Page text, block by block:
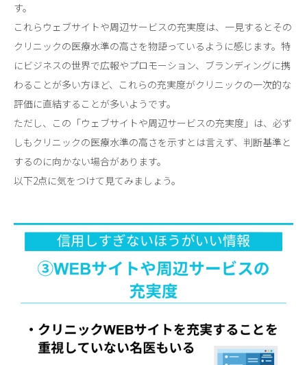
す。
これらウェブサイトや周辺サービスの充実度は、一見するとその
クリニックの医療水準の高さを物語っているように感じます。特
にビジネスの世界で広報やプロモーション、ブランディングに携
わることが多い方ほど、これらの充実度がクリニックの一次的な
評価に直結することが多いようです。
ただし、この「ウェブサイトや周辺サービスの充実度」は、必ず
しもクリニックの医療水準の高さを示すとは言えず、判断基準と
するのに向かない場合があります。
以下2点に気をつけて見てみましょう。